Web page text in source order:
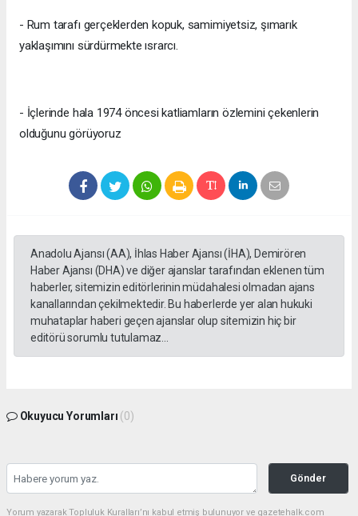
- Rum tarafı gerçeklerden kopuk, samimiyetsiz, şımarık
yaklaşımını sürdürmekte ısrarcı.
- İçlerinde hala 1974 öncesi katliamların özlemini çekenlerin
olduğunu görüyoruz
Anadolu Ajansı (AA), İhlas Haber Ajansı (İHA), Demirören
Haber Ajansı (DHA) ve diğer ajanslar tarafından eklenen tüm
haberler, sitemizin editörlerinin müdahalesi olmadan ajans
kanallarından çekilmektedir. Bu haberlerde yer alan hukuki
muhataplar haberi geçen ajanslar olup sitemizin hiç bir
editörü sorumlu tutulamaz...
Okuyucu Yorumları (0)
Gönder
Yorum yazarak Topluluk Kuralları’nı kabul etmiş bulunuyor ve gazetehalk.com